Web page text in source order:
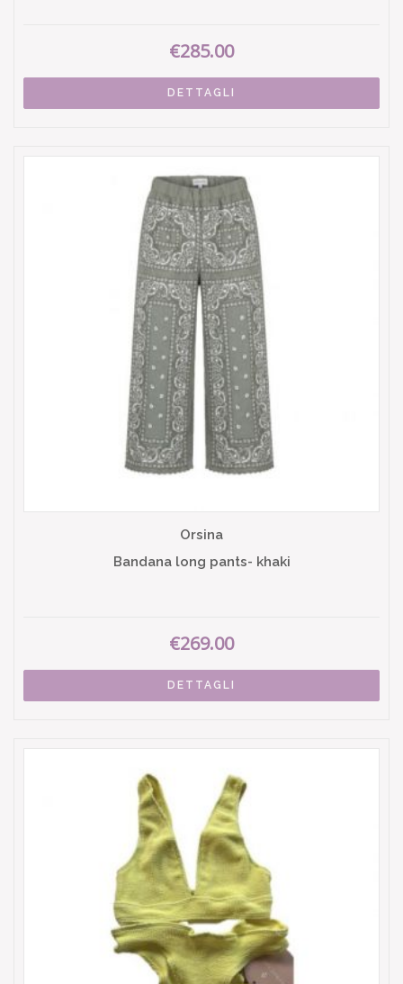
€285.00
DETTAGLI
Orsina
Bandana long pants- khaki
€269.00
DETTAGLI